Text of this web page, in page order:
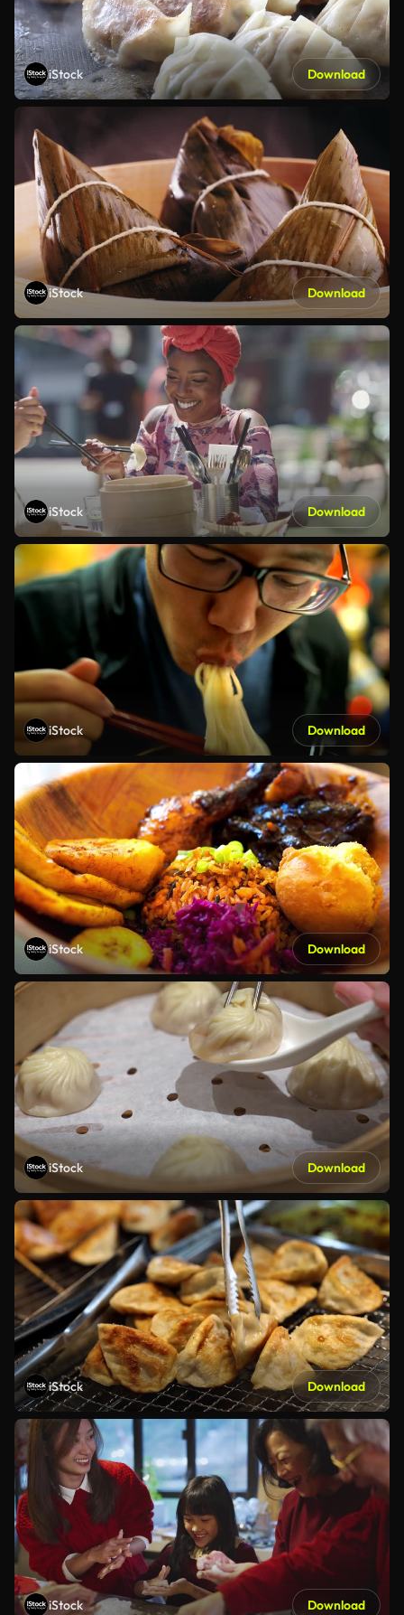
iStock Download
iStock Download
iStock Download
iStock Download
iStock Download
iStock Download
iStock Download
iStock Download